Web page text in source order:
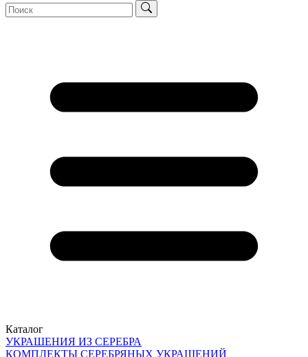
Каталог
УКРАШЕНИЯ ИЗ СЕРЕБРА
КОМПЛЕКТЫ СЕРЕБРЯНЫХ УКРАШЕНИЙ